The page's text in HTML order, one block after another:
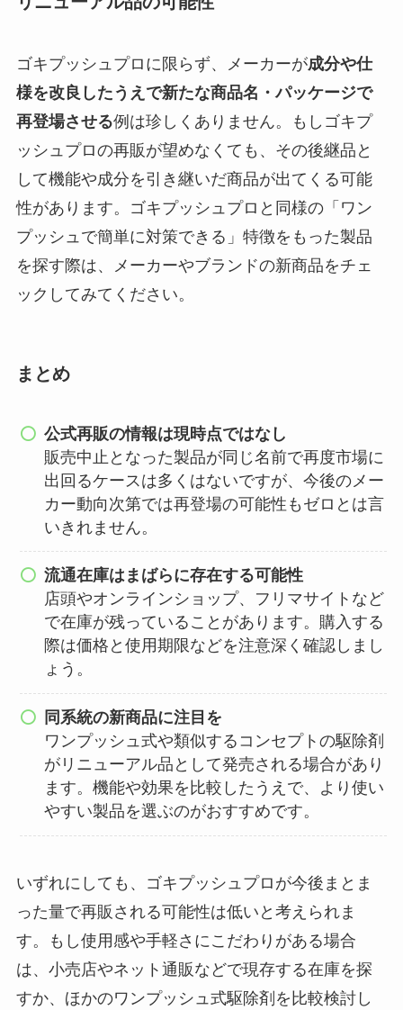
ゴキプッシュプロに限らず、メーカーが成分や仕
様を改良したうえで新たな商品名・パッケージで
再登場させる例は珍しくありません。もしゴキプ
ッシュプロの再販が望めなくても、その後継品と
して機能や成分を引き継いだ商品が出てくる可能
性があります。ゴキプッシュプロと同様の「ワン
プッシュで簡単に対策できる」特徴をもった製品
を探す際は、メーカーやブランドの新商品をチェ
ックしてみてください。
まとめ
公式再販の情報は現時点ではなし
販売中止となった製品が同じ名前で再度市場に
出回るケースは多くはないですが、今後のメー
カー動向次第では再登場の可能性もゼロとは言
いきれません。
流通在庫はまばらに存在する可能性
店頭やオンラインショップ、フリマサイトなど
で在庫が残っていることがあります。購入する
際は価格と使用期限などを注意深く確認しまし
ょう。
同系統の新商品に注目を
ワンプッシュ式や類似するコンセプトの駆除剤
がリニューアル品として発売される場合があり
ます。機能や効果を比較したうえで、より使い
やすい製品を選ぶのがおすすめです。
いずれにしても、ゴキプッシュプロが今後まとま
った量で再販される可能性は低いと考えられま
す。もし使用感や手軽さにこだわりがある場合
は、小売店やネット通販などで現存する在庫を探
すか、ほかのワンプッシュ式駆除剤を比較検討し